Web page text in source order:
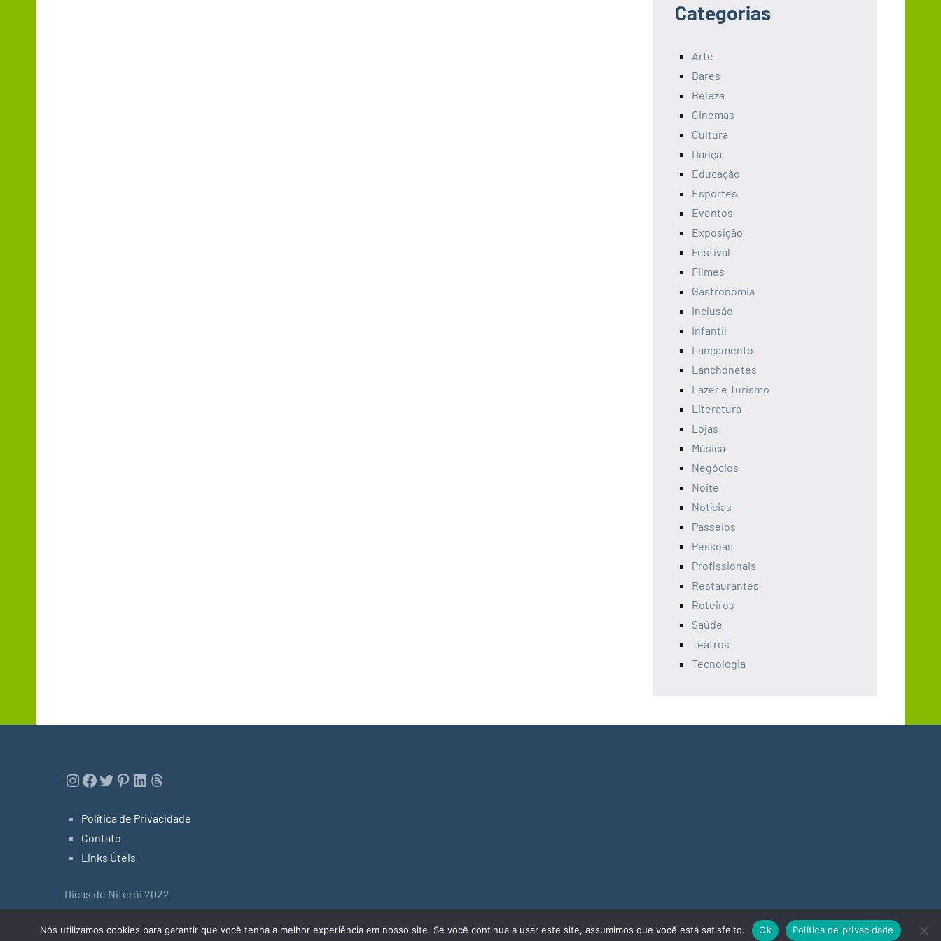
Categorias
Arte
Bares
Beleza
Cinemas
Cultura
Dança
Educação
Esportes
Eventos
Exposição
Festival
Filmes
Gastronomia
Inclusão
Infantil
Lançamento
Lanchonetes
Lazer e Turismo
Literatura
Lojas
Música
Negócios
Noite
Notícias
Passeios
Pessoas
Profissionais
Restaurantes
Roteiros
Saúde
Teatros
Tecnologia
Instagram
Facebook
Twitter
Pinterest
LinkedIn
Threads
Política de Privacidade
Contato
Links Úteis
Dicas de Niterói 2022
Tema do WordPress: Occasio by ThemeZee.
Nós utilizamos cookies para garantir que você tenha a melhor experiência em nosso site. Se você continua a usar este site, assumimos que você está satisfeito. Ok Política de privacidade